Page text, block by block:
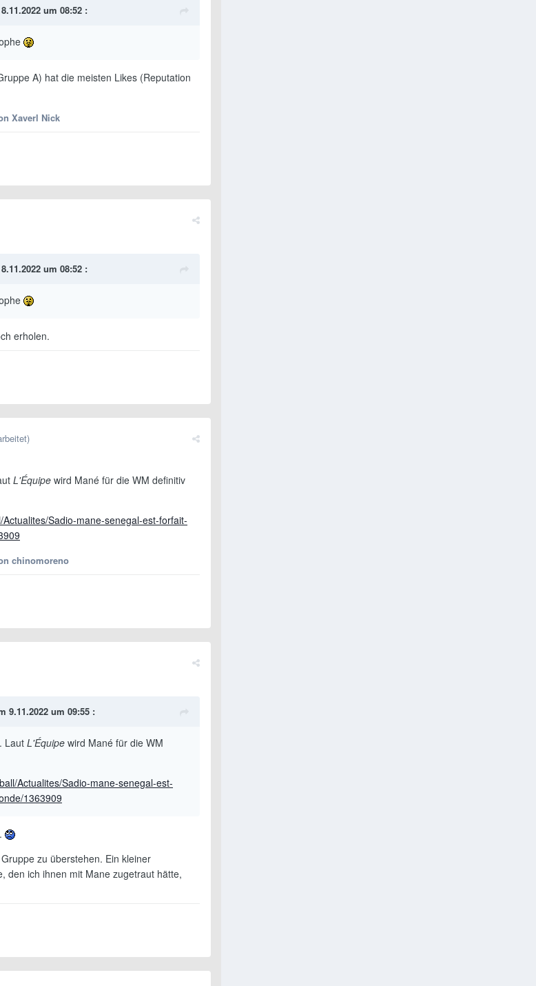
um 08:52 :
A) hat die meisten Likes (Reputation
Xaverl Nick
um 08:52 :
erholen.
L'Équipe wird Mané für die WM definitiv
Sadio-mane-senegal-est-forfait-
chinomoreno
9.11.2022 um 09:55 :
LautL'Équipe wird Mané für die WM
Actualites/Sadio-mane-senegal-est-
1363909
zu überstehen. Ein kleiner
den ich ihnen mit Mane zugetraut hätte,